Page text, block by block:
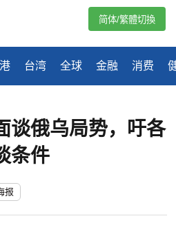
台湾 全球 金融 消费
简体/繁體切換
谈俄乌局势，吁各
条件
报